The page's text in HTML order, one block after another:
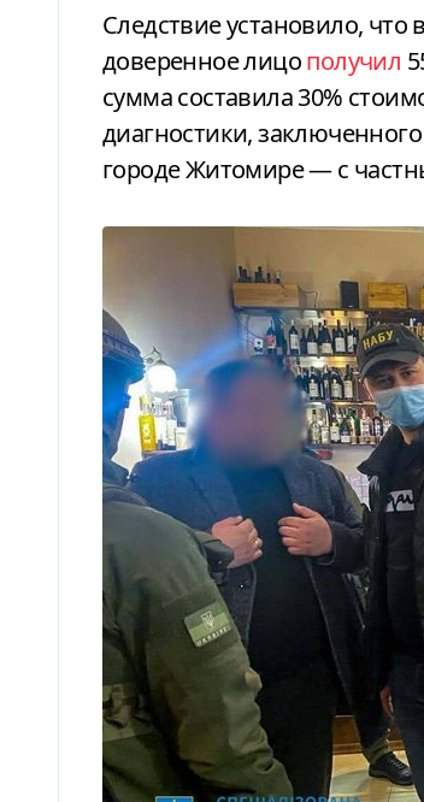
Следствие установило, что
доверенное лицополучил
сумма составила 30%
диагностики,
городе Житомире — с